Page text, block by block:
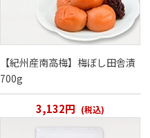
【紀州産南高梅】梅ぼし田舎漬
700g
3,132円 (税込)